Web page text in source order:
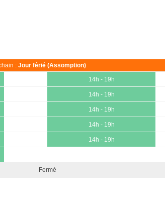
: Jour férié (Assomption)
14h - 19h
14h - 19h
14h - 19h
14h - 19h
14h - 19h
Fermé